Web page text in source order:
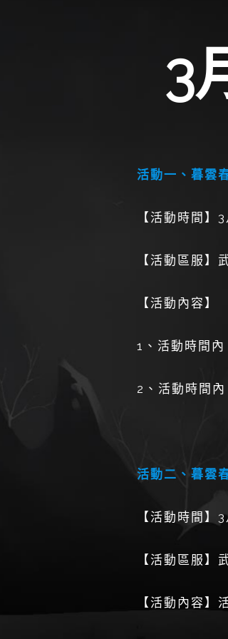
3
活動一、暮雲
【活動時間】
【活動區服】
【活動內容】
1、活動時間
2、活動時間
活動二、暮雲
【活動時間】
【活動區服】
【活動內容】